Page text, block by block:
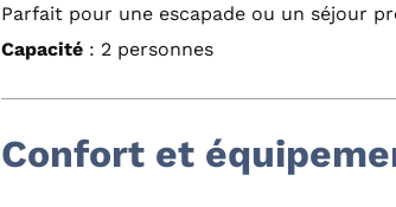
Parfait pour une escapade ou un séjour
Capacité : 2 personnes
Confort et